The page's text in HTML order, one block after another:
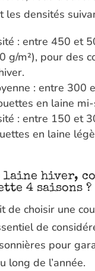
les densités
: entre 450 et
g/m²), pour des
: entre 300
en laine
: entre 150 et
en laine
laine hiver,
4 saisons ?
de choisir une
de
pour
long de l’année.